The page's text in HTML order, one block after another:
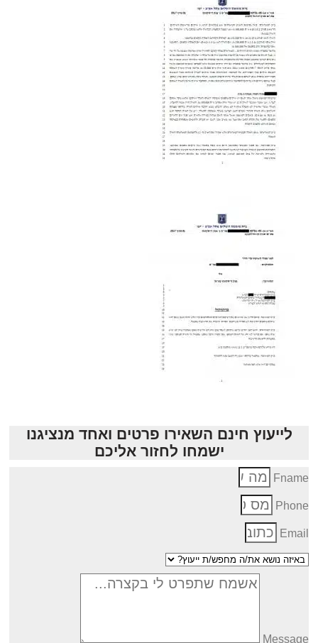
לייעוץ חינם השאירו פרטים ואחד מנציגנו
ישמחו לחזור אליכם